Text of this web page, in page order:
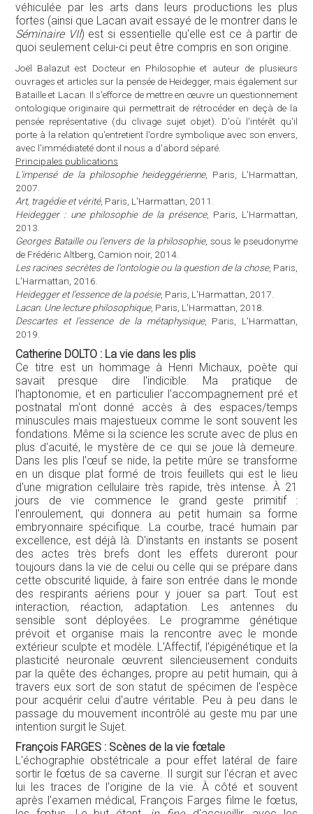
véhiculée par les arts dans leurs productions les plus
fortes (ainsi que Lacan avait essayé de le montrer dans le
Séminaire VII) est si essentielle qu'elle est ce à partir de
quoi seulement celui-ci peut être compris en son origine.
Joël Balazut est Docteur en Philosophie et auteur de plusieurs
ouvrages et articles sur la pensée de Heidegger, mais également sur
Bataille et Lacan. Il s'efforce de mettre en œuvre un questionnement
ontologique originaire qui permettrait de rétrocéder en deçà de la
pensée représentative (du clivage sujet objet). D'où l'intérêt qu'il
porte à la relation qu'entretient l'ordre symbolique avec son envers,
avec l'immédiateté dont il nous a d'abord séparé.
Principales publications
L'impensé de la philosophie heideggérienne, Paris, L'Harmattan,
2007.
Art, tragédie et vérité, Paris, L'Harmattan, 2011.
Heidegger : une philosophie de la présence, Paris, L'Harmattan,
2013.
Georges Bataille ou l'envers de la philosophie, sous le pseudonyme
de Frédéric Altberg, Camion noir, 2014.
Les racines secrètes de l'ontologie ou la question de la chose, Paris,
L'Harmattan, 2016.
Heidegger et l'essence de la poésie, Paris, L'Harmattan, 2017.
Lacan. Une lecture philosophique, Paris, L'Harmattan, 2018.
Descartes et l'essence de la métaphysique, Paris, L'Harmattan,
2019.
Catherine DOLTO : La vie dans les plis
Ce titre est un hommage à Henri Michaux, poète qui
savait presque dire l'indicible. Ma pratique de
l'haptonomie, et en particulier l'accompagnement pré et
postnatal m'ont donné accès à des espaces/temps
minuscules mais majestueux comme le sont souvent les
fondations. Même si la science les scrute avec de plus en
plus d'acuité, le mystère de ce qui se joue là demeure.
Dans les plis l'œuf se nide, la petite mûre se transforme
en un disque plat formé de trois feuillets qui est le lieu
d'une migration cellulaire très rapide, très intense. À 21
jours de vie commence le grand geste primitif :
l'enroulement, qui donnera au petit humain sa forme
embryonnaire spécifique. La courbe, tracé humain par
excellence, est déjà là. D'instants en instants se posent
des actes très brefs dont les effets dureront pour
toujours dans la vie de celui ou celle qui se prépare dans
cette obscurité liquide, à faire son entrée dans le monde
des respirants aériens pour y jouer sa part. Tout est
interaction, réaction, adaptation. Les antennes du
sensible sont déployées. Le programme génétique
prévoit et organise mais la rencontre avec le monde
extérieur sculpte et modèle. L'Affectif, l'épigénétique et la
plasticité neuronale œuvrent silencieusement conduits
par la quête des échanges, propre au petit humain, qui à
travers eux sort de son statut de spécimen de l'espèce
pour acquérir celui d'autre véritable. Peu à peu dans le
passage du mouvement incontrôlé au geste mu par une
intention surgit le Sujet.
François FARGES : Scènes de la vie fœtale
L'échographie obstétricale a pour effet latéral de faire
sortir le fœtus de sa caverne. Il surgit sur l'écran et avec
lui les traces de l'origine de la vie. À côté et souvent
après l'examen médical, François Farges filme le fœtus,